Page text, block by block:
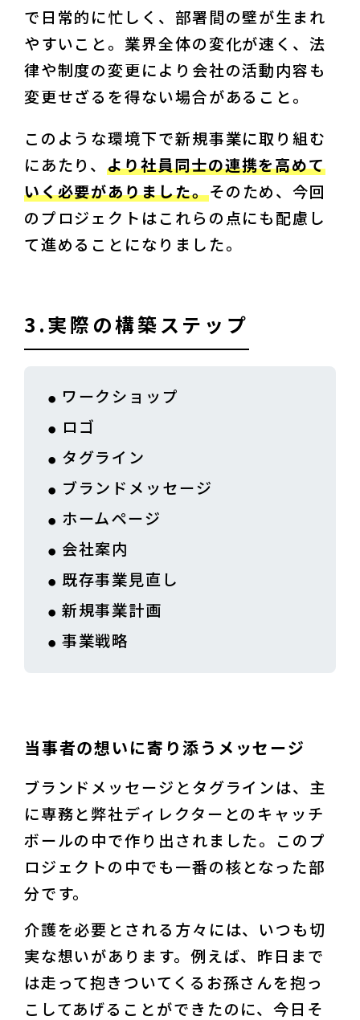
で日常的に忙しく、部署間の壁が生まれ
やすいこと。業界全体の変化が速く、法
律や制度の変更により会社の活動内容も
変更せざるを得ない場合があること。
このような環境下で新規事業に取り組む
にあたり、より社員同士の連携を高めて
いく必要がありました。そのため、今回
のプロジェクトはこれらの点にも配慮し
て進めることになりました。
3.実際の構築ステップ
ワークショップ
ロゴ
タグライン
ブランドメッセージ
ホームページ
会社案内
既存事業見直し
新規事業計画
事業戦略
当事者の想いに寄り添うメッセージ
ブランドメッセージとタグラインは、主
に専務と弊社ディレクターとのキャッチ
ボールの中で作り出されました。このプ
ロジェクトの中でも一番の核となった部
分です。
介護を必要とされる方々には、いつも切
実な想いがあります。例えば、昨日まで
は走って抱きついてくるお孫さんを抱っ
こしてあげることができたのに、今日そ